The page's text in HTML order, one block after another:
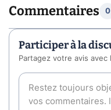
Commentaires 0
Participer à la
Partagez votre avis avec